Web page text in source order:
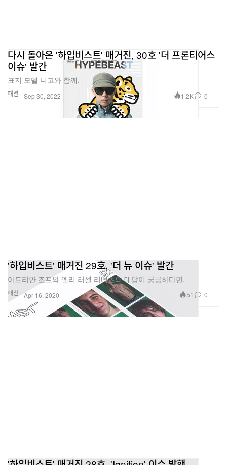
패션
다시 돌아온 '하입비스트' 매거진, 30호 '더 프론티어스
이슈' 발간
표지 모델 니고와 함께.
Sep 30, 2022 1.2K 0
패션
'하입비스트' 매거진 29호, '더 뉴 이슈' 발간
아드리안 조프와 엘리 러셀 리네츠의 대담이 궁금하다면.
Apr 16, 2020 51 0